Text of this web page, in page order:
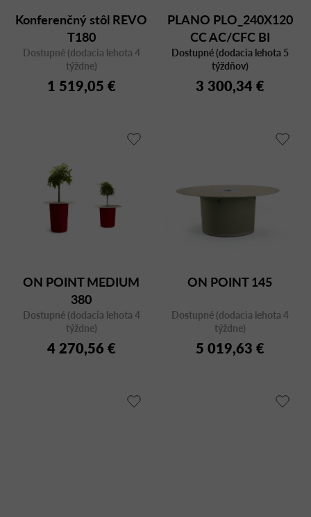
Konferenčný stôl REVO
T180
Dostupné (dodacia lehota 4
týždne)
1 519,05 €
PLANO PLO_240X120
CC AC/CFC BI
Dostupné (dodacia lehota 5
týždňov)
3 300,34 €
ON POINT MEDIUM
380
Dostupné (dodacia lehota 4
týždne)
4 270,56 €
ON POINT 145
Dostupné (dodacia lehota 4
týždne)
5 019,63 €